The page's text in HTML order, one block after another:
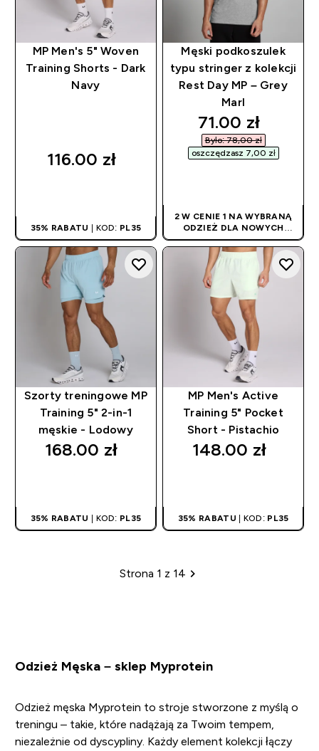
MP Men's 5" Woven
Training Shorts - Dark
Navy
116.00 zł‎
35% RABATU | KOD: PL35
Męski podkoszulek
typu stringer z kolekcji
Rest Day MP – Grey
Marl
discounted
71.00 zł‎
Było: 78,00 zł‎
oszczędzasz 7,00 zł‎
2 W CENIE 1 NA WYBRANĄ
ODZIEŻ DLA NOWYCH
KLIENTÓW! RABAT
NALICZANY
AUTOMATYCZNIE
Szorty treningowe MP
Training 5" 2-in-1
męskie - Lodowy
168.00 zł‎
35% RABATU | KOD: PL35
MP Men's Active
Training 5" Pocket
Short - Pistachio
148.00 zł‎
35% RABATU | KOD: PL35
Paginacja
Strona 1 z 14
Odzież Męska – sklep Myprotein
Odzież męska Myprotein to stroje stworzone z myślą o
treningu – takie, które nadążają za Twoim tempem,
niezależnie od dyscypliny. Każdy element kolekcji łączy